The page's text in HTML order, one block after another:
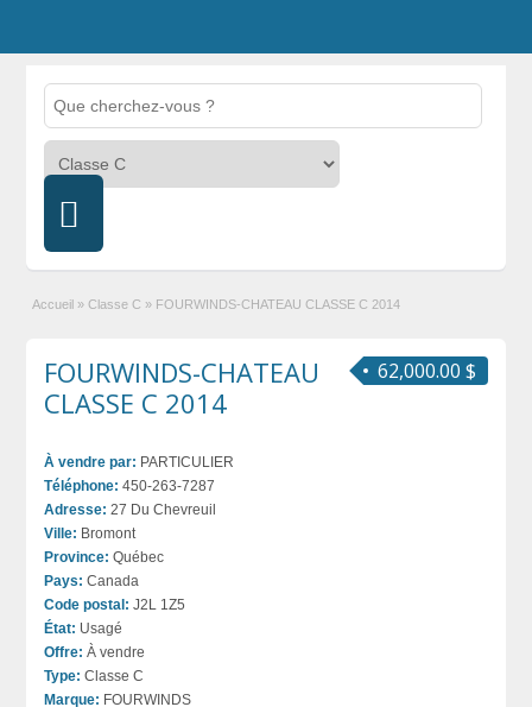
Accueil » Classe C » FOURWINDS-CHATEAU CLASSE C 2014
62,000.00 $
FOURWINDS-CHATEAU
CLASSE C 2014
À vendre par: PARTICULIER
Téléphone: 450-263-7287
Adresse: 27 Du Chevreuil
Ville: Bromont
Province: Québec
Pays: Canada
Code postal: J2L 1Z5
État: Usagé
Offre: À vendre
Type: Classe C
Marque: FOURWINDS